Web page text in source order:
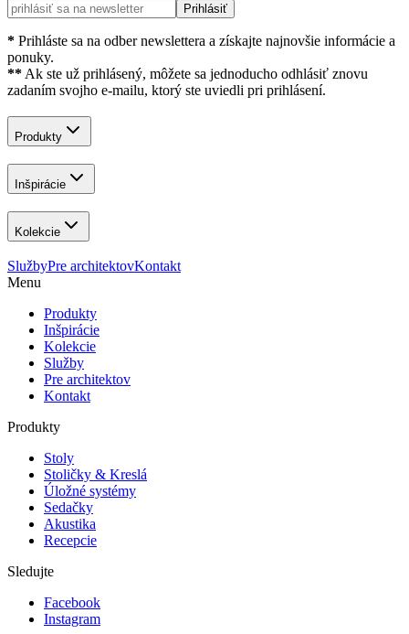
Prihlásiť
* Prihláste sa na odber newslettera a získajte najnovšie informácie a
ponuky.
**Ak ste už prihlásený, môžete sa jednoducho odhlásiť znovu
zadaním svojho e-mailu, ktorý ste uviedli pri prihlásení.
Produkty
Inšpirácie
Kolekcie
SlužbyPre architektovKontakt
Menu
Produkty
Inšpirácie
Kolekcie
Služby
Pre architektov
Kontakt
Produkty
Stoly
Stoličky & Kreslá
Úložné systémy
Sedačky
Akustika
Recepcie
Sledujte
Facebook
Instagram